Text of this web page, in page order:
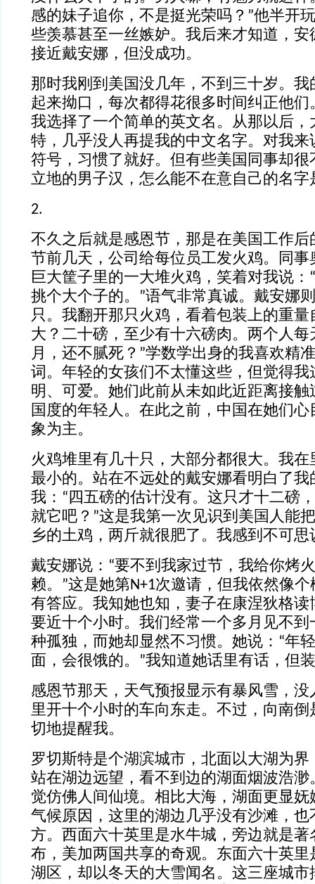
感的妹子追你，不是挺光荣吗？”他半开
些羡慕甚至一丝嫉妒。我后来才知道，安
接近戴安娜，但没成功。
那时我刚到美国没几年，不到三十岁。我
起来拗口，每次都得花很多时间纠正他们
我选择了一个简单的英文名。从那以后，
特，几乎没人再提我的中文名字。对我来
符号，习惯了就好。但有些美国同事却很
立地的男子汉，怎么能不在意自己的名字
2.
不久之后就是感恩节，那是在美国工作后
节前几天，公司给每位员工发火鸡。同事
巨大筐子里的一大堆火鸡，笑着对我说：
挑个大个子的。”语气非常真诚。戴安娜
只。我翻开那只火鸡，看着包装上的重量
大？二十磅，至少有十六磅肉。两个人每
月，还不腻死？”学数学出身的我喜欢精
词。年轻的女孩们不太懂这些，但觉得我
明、可爱。她们此前从未如此近距离接触
国度的年轻人。在此之前，中国在她们
象为主。
火鸡堆里有几十只，大部分都很大。我
最小的。站在不远处的戴安娜看明白了我
我：“四五磅的估计没有。这只才十二磅
就它吧？”这是我第一次见识到美国人能
乡的土鸡，两斤就很肥了。我感到不可思
戴安娜说：“要不到我家过节，我给你烤
赖。”这是她第N+1次邀请，但我依然像
有答应。我知她也知，妻子在康涅狄格读
要近十个小时。我们经常一个多月见不到
种孤独，而她却显然不习惯。她说：“年
面，会很饿的。”我知道她话里有话，但
感恩节那天，天气预报显示有暴风雪，没
里开十个小时的车向东走。不过，向南
切地提醒我。
罗切斯特是个湖滨城市，北面以大湖为
站在湖边远望，看不到边的湖面烟波浩渺
觉仿佛人间仙境。相比大海，湖面更显妩
气候原因，这里的湖边几乎没有沙滩，也
方。西面六十英里是水牛城，旁边就是著
布，美加两国共享的奇观。东面六十英里
湖区，却以冬天的大雪闻名。这三座城市